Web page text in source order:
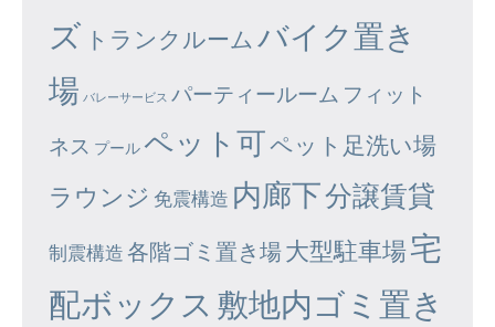
ズ トランクルーム バイク置き
場 バレーサービス パーティールーム フィット
ネス プール ペット可ペット足洗い場
ラウンジ 免震構造 内廊下分譲賃貸
制震構造 各階ゴミ置き場大型駐車場宅
配ボックス 敷地内ゴミ置き